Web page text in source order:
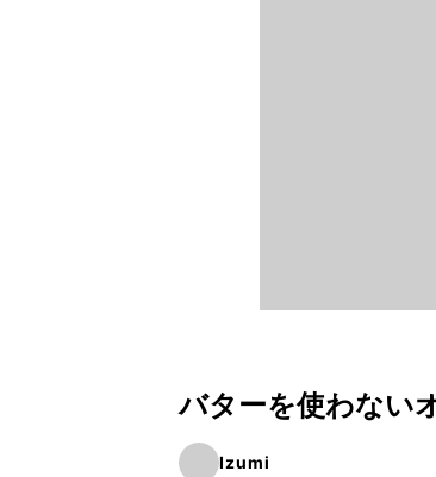
バターを使わない
Izumi